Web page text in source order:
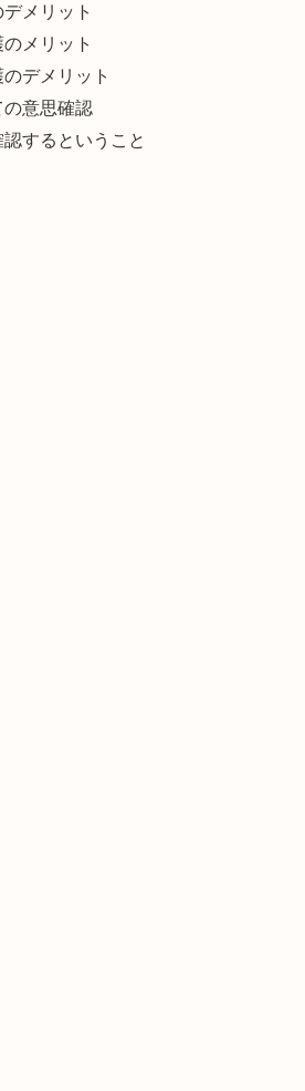
メリット
メリット
デメリット
意思確認
するということ